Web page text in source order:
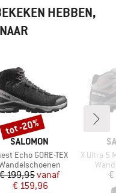
HEBBEN,
MERK
SALOMON
Echo GORE-TEX
Prijs
€ 199,95Verlaagde prijs
vanaf
€ 159,96
Korting
tot -20%
Artikel
X Ultra 5
€